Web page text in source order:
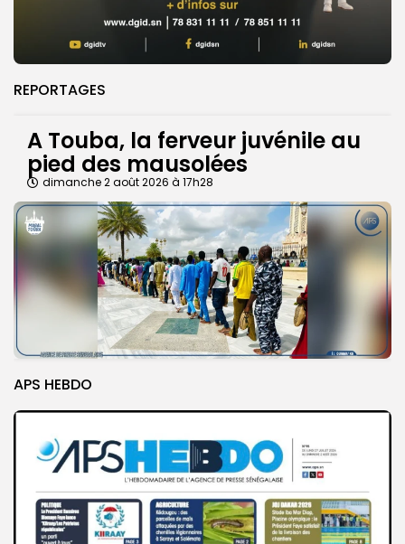
REPORTAGES
A Touba, la ferveur juvénile au
pied des mausolées
dimanche 2 août 2026 à 17h28
APS HEBDO